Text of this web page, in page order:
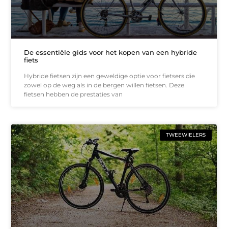
De essentiële gids voor het kopen van een hybride
fiets
Hybride fietsen zijn een geweldige optie voor fietsers die
zowel op de weg als in de bergen willen fietsen. Deze
fietsen hebben de prestaties van
TWEEWIELERS